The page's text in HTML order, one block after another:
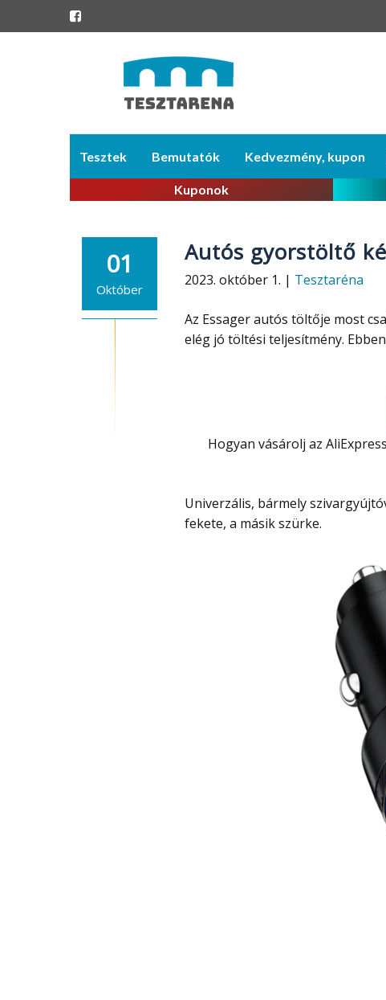
content
Tesztek Bemutatók Kedvezmény, kupon
Kuponok
01
Október
Autós gyorstöltő
2023. október 1. | Tesztaréna
Az Essager autós töltője most
elég jó töltési teljesítmény.
Hogyan vásárolj az
Univerzális, bármely szivargyújtóval használható és két változata van, az egyik
fekete, a másik szürke.